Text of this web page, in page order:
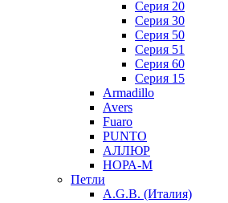
Серия 20
Серия 30
Серия 50
Серия 51
Серия 60
Серия 15
Armadillo
Avers
Fuaro
PUNTO
АЛЛЮР
НОРА-М
Петли
A.G.B. (Италия)